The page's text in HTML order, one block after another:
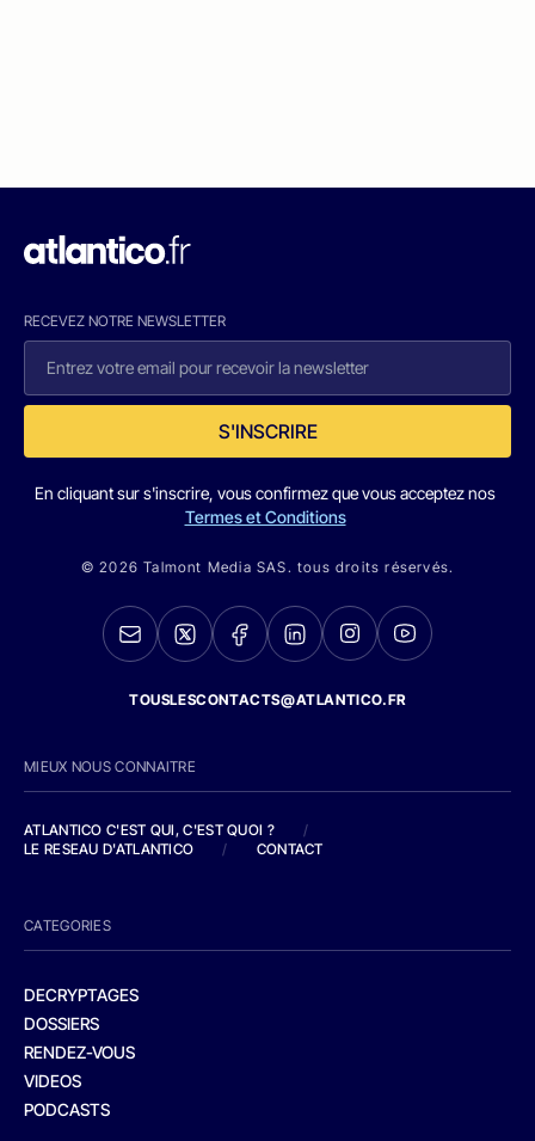
RECEVEZ NOTRE NEWSLETTER
S'INSCRIRE
En cliquant sur s'inscrire, vous confirmez que vous acceptez nos
Termes et Conditions
© 2026 Talmont Media SAS. tous droits réservés.
TOUSLESCONTACTS@ATLANTICO.FR
MIEUX NOUS CONNAITRE
ATLANTICO C'EST QUI, C'EST QUOI ?
/
LE RESEAU D'ATLANTICO
/ CONTACT
CATEGORIES
DECRYPTAGES
DOSSIERS
RENDEZ-VOUS
VIDEOS
PODCASTS